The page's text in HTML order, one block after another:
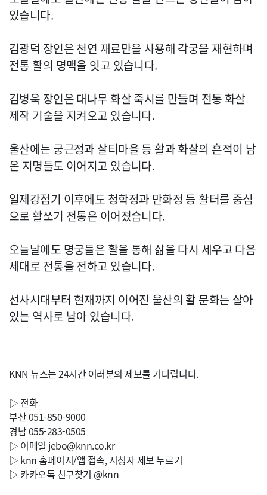
있습니다.
김광덕 장인은 천연 재료만을 사용해 각궁을 재현하며
전통 활의 명맥을 잇고 있습니다.
김병욱 장인은 대나무 화살 죽시를 만들며 전통 화살
제작 기술을 지켜오고 있습니다.
울산에는 궁근정과 살티마을 등 활과 화살의 흔적이 남
은 지명들도 이어지고 있습니다.
일제강점기 이후에도 청학정과 만화정 등 활터를 중심
으로 활쏘기 전통은 이어졌습니다.
오늘날에도 명궁들은 활을 통해 삶을 다시 세우고 다음
세대로 전통을 전하고 있습니다.
선사시대부터 현재까지 이어진 울산의 활 문화는 살아
있는 역사로 남아 있습니다.
KNN 뉴스는 24시간 여러분의 제보를 기다립니다.
▷ 전화
부산 051-850-9000
경남 055-283-0505
▷ 이메일 jebo@knn.co.kr
▷ knn 홈페이지/앱 접속, 시청자 제보 누르기
▷ 카카오톡 친구찾기 @knn